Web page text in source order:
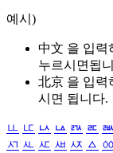
예시)
中文 을 입력
누르시면됩
北京 을 입력
시면 됩니다.
ㅥ ㅦ ㅧ ㅨ ㅩ ㅪ ㅫ
ㅺ ㅻ ㅼ ㅽ ㅾ ㅿ ㆀ